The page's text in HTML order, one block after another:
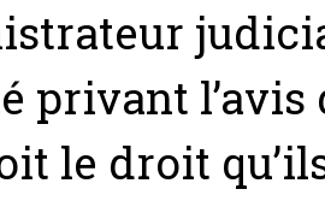
privant l’avis
le droit